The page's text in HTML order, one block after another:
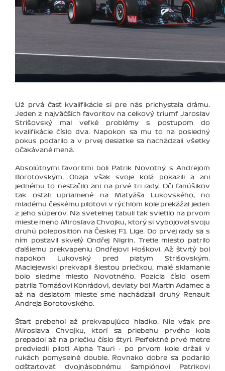
Už prvá časť kvalifikácie si pre nás prichystala drámu.
Jeden z najväčších favoritov na celkový triumf Jaroslav
Strišovský mal veľké problémy s postupom do
kvalifikácie číslo dva. Napokon sa mu to na posledný
pokus podarilo a v prvej desiatke sa nachádzali všetky
očakávané mená.
Absolútnymi favoritmi boli Patrik Novotný s Andrejom
Borotovským. Obaja však svoje kolá pokazili a ani
jednému to nestačilo ani na prvé tri rady. Oči fanúšikov
tak ostali upriamené na Matyáša Lukovského, no
mladému českému pilotovi v rýchlom kole prekážal jeden
z jeho súperov. Na svetelnej tabuli tak svietilo na prvom
mieste meno Miroslava Chvojku, ktorý si vybojoval svoju
druhú poleposition na Českej F1 Lige. Do prvej rady sa s
ním postavil skvelý Ondřej Nigrin. Tretie miesto patrilo
ďalšiemu prekvapeniu Ondřejovi Hoškovi. Až štvrtý bol
napokon Lukovský pred piatym Strišovským.
Maciejewski prekvapil šiestou priečkou, malé sklamanie
bolo siedme miesto Novotného. Pozícia číslo osem
patrila Tomášovi Konrádovi, deviaty bol Martin Adamec a
až na desiatom mieste sme nachádzali druhý Renault
Andreja Borotovského.
Štart prebehol až prekvapujúco hladko. Nie však pre
Miroslava Chvojku, ktorí sa priebehu prvého kola
prepadol až na priečku číslo štyri. Perfektné prvé metre
predviedli piloti Alpha Tauri - po prvom kole držali v
rukách pomyselné double. Rovnako dobre sa podarilo
odštartovať dvojnásobnému šampiónovi Patrikovi